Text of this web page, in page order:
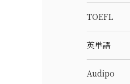
TOEFL
英単語
Audipo